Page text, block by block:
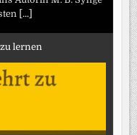
[...]
lernen